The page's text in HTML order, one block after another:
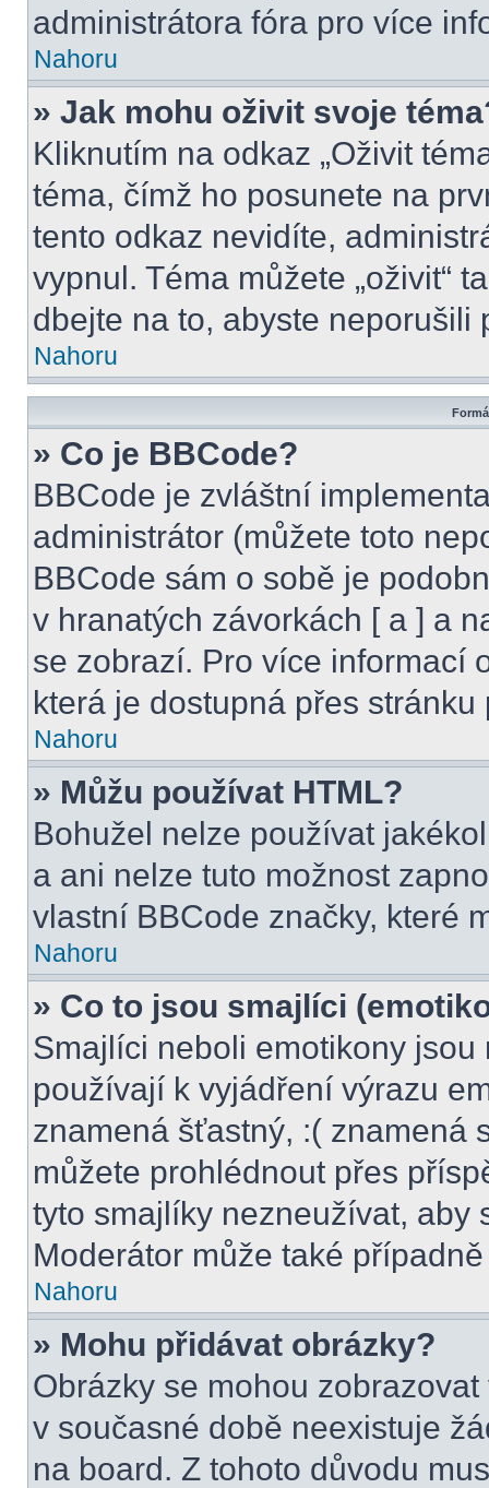
administrátora fóra pro více
Nahoru
» Jak mohu oživit svoje
Kliknutím na odkaz „Oživit
téma, čímž ho posunete na
tento odkaz nevidíte,
vypnul. Téma můžete „oživit“
dbejte na to, abyste neporušili
Nahoru
» Co je BBCode?
BBCode je zvláštní
administrátor (můžete toto
BBCode sám o sobě je
v hranatých závorkách [ a ] a
se zobrazí. Pro více informací
která je dostupná přes stránku
Nahoru
» Můžu používat HTML?
Bohužel nelze používat
a ani nelze tuto možnost
vlastní BBCode značky, které
Nahoru
» Co to jsou smajlíci
Smajlíci neboli emotikony
používají k vyjádření výrazu
znamená šťastný, :( znamená
můžete prohlédnout přes
tyto smajlíky nezneužívat, aby
Moderátor může také
Nahoru
» Mohu přidávat obrázky?
Obrázky se mohou
v současné době neexistuje
na board. Z tohoto důvodu